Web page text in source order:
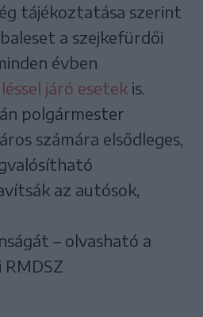
tájékoztatása szerint
a szejkefürdői
évben
járó esetek is.
polgármester
számára elsődleges,
az autósok,
– olvasható a